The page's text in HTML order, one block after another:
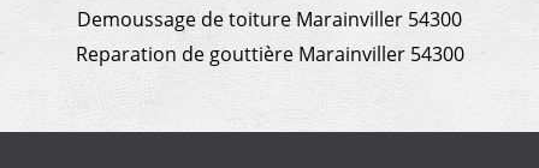
Demoussage de toiture Marainviller 54300
Reparation de gouttière Marainviller 54300